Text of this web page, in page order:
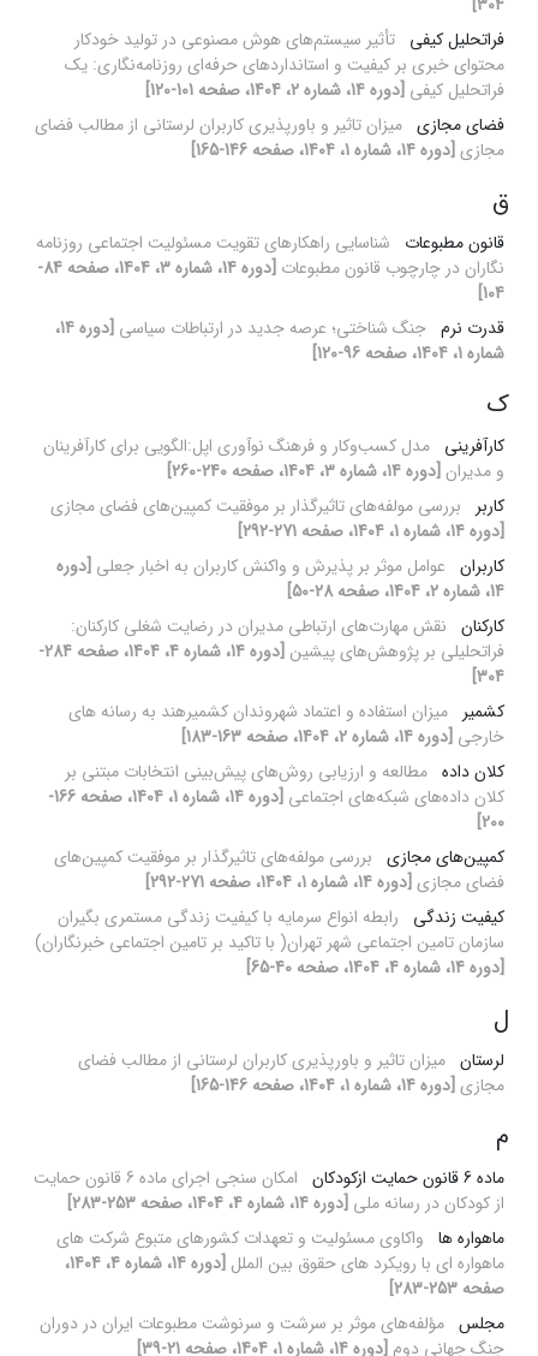
فراتحلیل کیفی تأثیر سیستم‌های هوش مصنوعی در تولید خودکار
محتوای خبری بر کیفیت و استانداردهای حرفه‌ای روزنامه‌نگاری: یک
فراتحلیل کیفی [دوره 14، شماره 2، 1404، صفحه 101-120]
فضای مجازی میزان تاثیر و باورپذیری کاربران لرستانی از مطالب فضای
مجازی [دوره 14، شماره 1، 1404، صفحه 146-165]
ق
قانون مطبوعات
شناسایی راهکارهای تقویت مسئولیت اجتماعی روزنامه
نگاران در چارچوب قانون مطبوعات
[دوره 14، شماره 3، 1404، صفحه 84-
104]
قدرت نرم جنگ شناختی؛ عرصه جدید در ارتباطات سیاسی
[دوره 14،
شماره 1، 1404، صفحه 96-120]
ک
کارآفرینی مدل کسب‌وکار و فرهنگ نوآوری اپل:الگویی برای کارآفرینان
و مدیران [دوره 14، شماره 3، 1404، صفحه 240-260]
کاربر
بررسی مولفه‌های تاثیرگذار بر موفقیت کمپین‌های فضای مجازی
[دوره 14، شماره 1، 1404، صفحه 271-292]
کاربران عوامل موثر بر پذیرش و واکنش کاربران به اخبار جعلی [دوره
14، شماره 2، 1404، صفحه 28-50]
کارکنان نقش مهارت‌های ارتباطی مدیران در رضایت شغلی کارکنان:
فراتحلیلی بر پژوهش‌های پیشین
[دوره 14، شماره 4، 1404، صفحه 284-
304]
کشمیر میزان استفاده و اعتماد شهروندان کشمیرهند به رسانه های
خارجی [دوره 14، شماره 2، 1404، صفحه 163-183]
کلان داده‌ مطالعه و ارزیابی روش‌های پیش‌بینی انتخابات مبتنی بر
کلان داده‌های شبکه‌های اجتماعی
[دوره 14، شماره 1، 1404، صفحه 166-
200]
کمپین‌های مجازی بررسی مولفه‌های تاثیرگذار بر موفقیت کمپین‌های
فضای مجازی [دوره 14، شماره 1، 1404، صفحه 271-292]
کیفیت زندگی
رابطه انواع سرمایه با کیفیت زندگی مستمری بگیران
سازمان تامین اجتماعی شهر تهران( با تاکید بر تامین اجتماعی خبرنگاران)
[دوره 14، شماره 4، 1404، صفحه 40-65]
ل
لرستان میزان تاثیر و باورپذیری کاربران لرستانی از مطالب فضای
مجازی [دوره 14، شماره 1، 1404، صفحه 146-165]
م
ماده 6 قانون حمایت ازکودکان
امکان سنجی اجرای ماده 6 قانون حمایت
از کودکان در رسانه ملی [دوره 14، شماره 4، 1404، صفحه 253-283]
ماهواره ها واکاوی مسئولیت و تعهدات کشورهای متبوع شرکت های
ماهواره ای با رویکرد های حقوق بین الملل
[دوره 14، شماره 4، 1404،
صفحه 253-283]
مجلس مؤلفه‌های موثر بر سرشت و سرنوشت مطبوعات ایران در دوران
جنگ جهانی دوم [دوره 14، شماره 1، 1404، صفحه 21-39]